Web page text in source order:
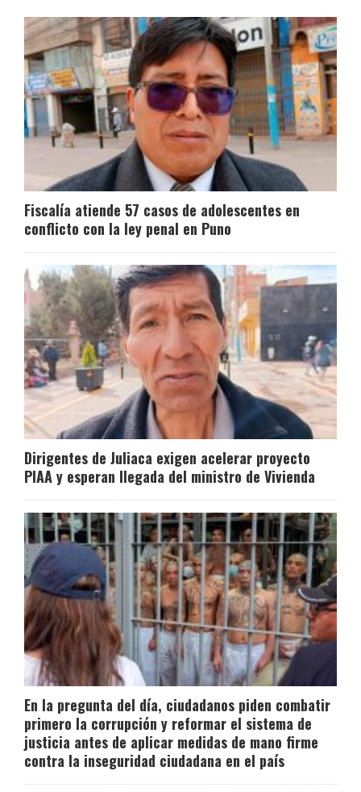
Fiscalía atiende 57 casos de adolescentes en
conflicto con la ley penal en Puno
Dirigentes de Juliaca exigen acelerar proyecto
PIAA y esperan llegada del ministro de Vivienda
En la pregunta del día, ciudadanos piden combatir
primero la corrupción y reformar el sistema de
justicia antes de aplicar medidas de mano firme
contra la inseguridad ciudadana en el país